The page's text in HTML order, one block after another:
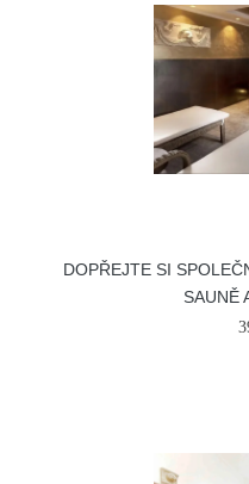
DOPŘEJTE SI
SAUNĚ